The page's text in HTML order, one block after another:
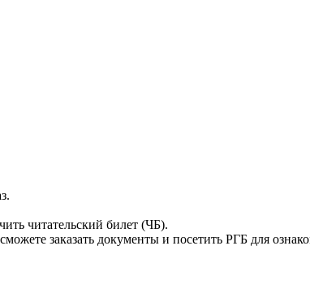
читательский билет (ЧБ).
заказать документы и посетить РГБ для